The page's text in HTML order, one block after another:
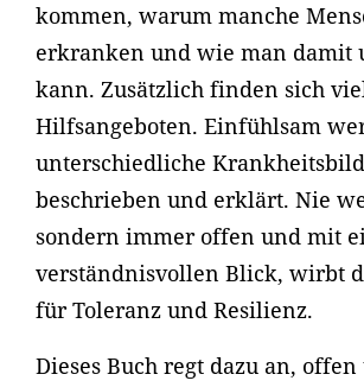
kommen, warum manche
erkranken und wie man damit
kann. Zusätzlich finden sich
Hilfsangeboten. Einfühlsam
unterschiedliche
beschrieben und erklärt. Nie
sondern immer offen und mit
verständnisvollen Blick, wirbt
für Toleranz und Resilienz.
Dieses Buch regt dazu an,